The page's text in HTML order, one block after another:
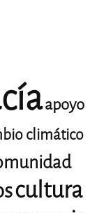
apoyo
climático
cultura